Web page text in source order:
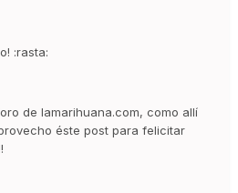
:rasta:
de lamarihuana.com, como allí
éste post para felicitar